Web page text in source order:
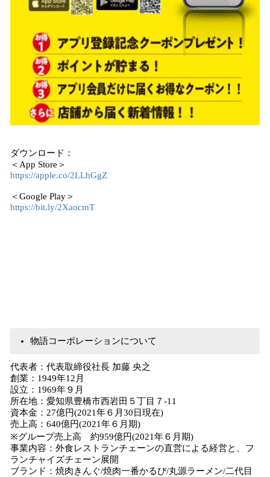
ダウンロード：
＜App Store＞
https://apple.co/2LLhGgZ
＜Google Play＞
https://bit.ly/2XaocmT
物語コーポレーションについて
代表者：代表取締役社長 加藤 央之
創業：1949年12月
設立：1969年９月
所在地：愛知県豊橋市西岩田５丁目７-11
資本金：27億円(2021年６月30日現在)
売上高：640億円(2021年６月期)
※グループ売上高 約959億円(2021年６月期)
事業内容：外食レストランチェーンの直営による経営と、フ
ランチャイズチェーン展開
ブランド：焼肉きんぐ/焼肉一番かるび/丸源ラーメン/二代目